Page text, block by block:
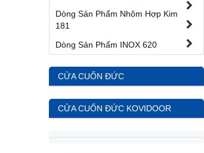
Dòng Sản Phẩm Nhôm Hợp Kim
181
Dòng Sản Phẩm INOX 620
CỬA CUỐN ĐỨC
CỬA CUỐN ĐỨC KOVIDOOR